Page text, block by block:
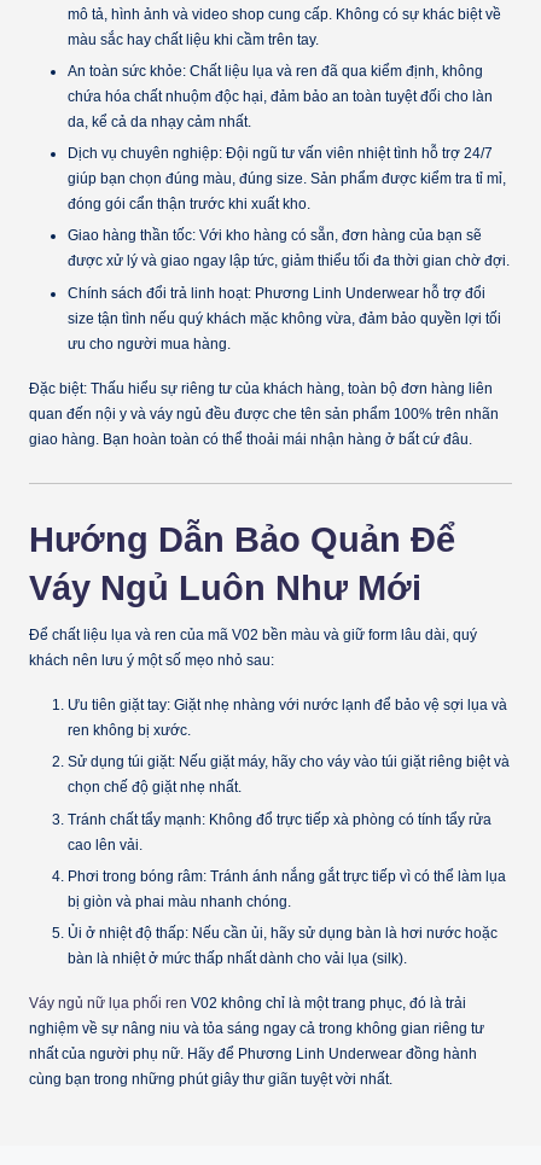
mô tả, hình ảnh và video shop cung cấp. Không có sự khác biệt về
màu sắc hay chất liệu khi cầm trên tay.
An toàn sức khỏe: Chất liệu lụa và ren đã qua kiểm định, không
chứa hóa chất nhuộm độc hại, đảm bảo an toàn tuyệt đối cho làn
da, kể cả da nhạy cảm nhất.
Dịch vụ chuyên nghiệp: Đội ngũ tư vấn viên nhiệt tình hỗ trợ 24/7
giúp bạn chọn đúng màu, đúng size. Sản phẩm được kiểm tra tỉ mỉ,
đóng gói cẩn thận trước khi xuất kho.
Giao hàng thần tốc: Với kho hàng có sẵn, đơn hàng của bạn sẽ
được xử lý và giao ngay lập tức, giảm thiểu tối đa thời gian chờ đợi.
Chính sách đổi trả linh hoạt: Phương Linh Underwear hỗ trợ đổi
size tận tình nếu quý khách mặc không vừa, đảm bảo quyền lợi tối
ưu cho người mua hàng.
Đặc biệt: Thấu hiểu sự riêng tư của khách hàng, toàn bộ đơn hàng liên
quan đến nội y và váy ngủ đều được che tên sản phẩm 100% trên nhãn
giao hàng. Bạn hoàn toàn có thể thoải mái nhận hàng ở bất cứ đâu.
Hướng Dẫn Bảo Quản Để
Váy Ngủ Luôn Như Mới
Để chất liệu lụa và ren của mã V02 bền màu và giữ form lâu dài, quý
khách nên lưu ý một số mẹo nhỏ sau:
Ưu tiên giặt tay: Giặt nhẹ nhàng với nước lạnh để bảo vệ sợi lụa và
ren không bị xước.
Sử dụng túi giặt: Nếu giặt máy, hãy cho váy vào túi giặt riêng biệt và
chọn chế độ giặt nhẹ nhất.
Tránh chất tẩy mạnh: Không đổ trực tiếp xà phòng có tính tẩy rửa
cao lên vải.
Phơi trong bóng râm: Tránh ánh nắng gắt trực tiếp vì có thể làm lụa
bị giòn và phai màu nhanh chóng.
Ủi ở nhiệt độ thấp: Nếu cần ủi, hãy sử dụng bàn là hơi nước hoặc
bàn là nhiệt ở mức thấp nhất dành cho vải lụa (silk).
Váy ngủ nữ lụa phối ren V02 không chỉ là một trang phục, đó là trải
nghiệm về sự nâng niu và tỏa sáng ngay cả trong không gian riêng tư
nhất của người phụ nữ. Hãy để Phương Linh Underwear đồng hành
cùng bạn trong những phút giây thư giãn tuyệt vời nhất.